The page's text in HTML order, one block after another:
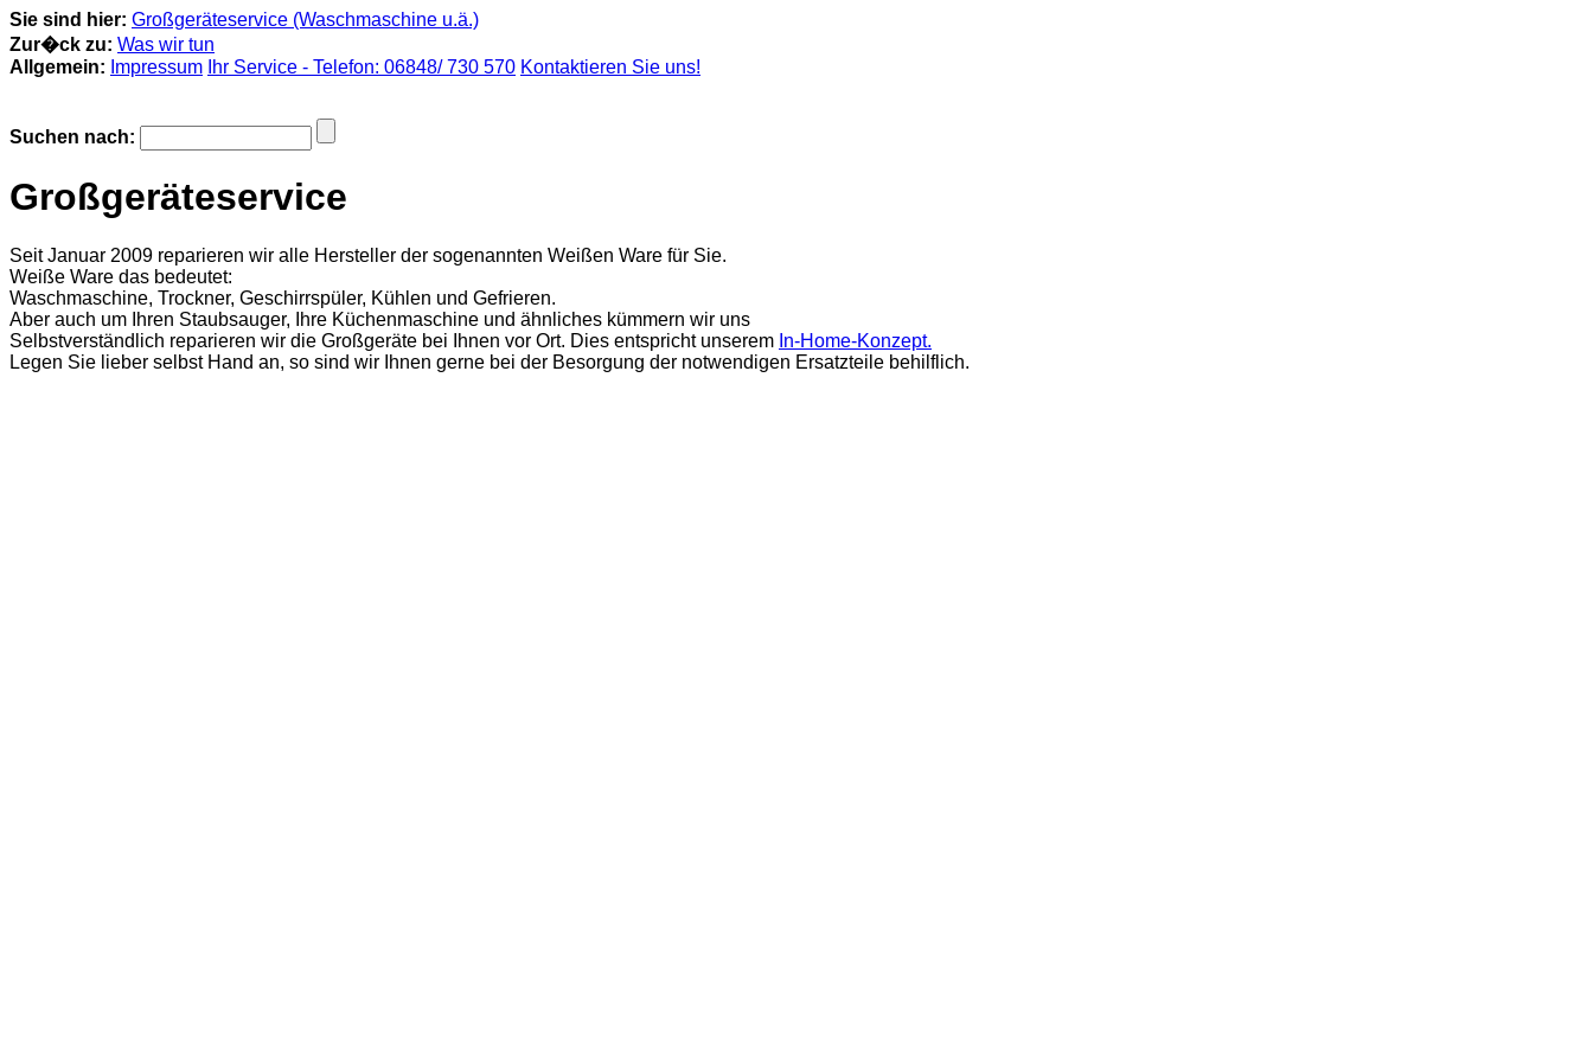
Sie sind hier: Großgeräteservice (Waschmaschine u.ä.)
Zur�ck zu: Was wir tun
Allgemein: Impressum Ihr Service - Telefon: 06848/ 730 570 Kontaktieren Sie uns!
Suchen nach:
Großgeräteservice
Seit Januar 2009 reparieren wir alle Hersteller der sogenannten Weißen Ware für Sie.
Weiße Ware das bedeutet:
Waschmaschine, Trockner, Geschirrspüler, Kühlen und Gefrieren.
Aber auch um Ihren Staubsauger, Ihre Küchenmaschine und ähnliches kümmern wir uns
Selbstverständlich reparieren wir die Großgeräte bei Ihnen vor Ort. Dies entspricht unserem In-Home-Konzept.
Legen Sie lieber selbst Hand an, so sind wir Ihnen gerne bei der Besorgung der notwendigen Ersatzteile behilflich.